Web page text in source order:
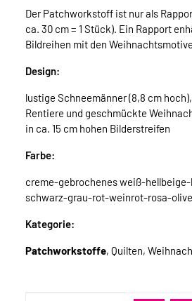
Der Patchworkstoff ist nur als
ca. 30 cm = 1 Stück). Ein Rapport
Bildreihen mit den
Design:
lustige Schneemänner (8,8 cm
Rentiere und geschmückte
in ca. 15 cm hohen Bilderstreifen
Farbe:
creme-gebrochenes weiß-
schwarz-grau-rot-weinrot-rosa-
Kategorie:
Patchworkstoffe, Quilten,